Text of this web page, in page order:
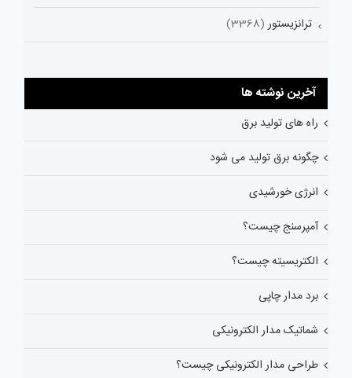
ترانزیستور (3368)
آخرین نوشته ها
راه های تولید برق
چگونه برق تولید می شود
انرژی خورشیدی
آمپرسنج چیست؟
الکتریسیته چیست؟
برد مدار چاپی
شماتیک مدار الکترونیکی
طراحی مدار الکترونیکی چیست؟